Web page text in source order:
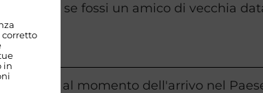
corretto
in
come se fossi un amico di vecchia
sei mesi al momento dell'arrivo nel